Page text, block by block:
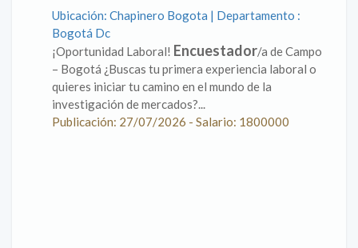
Ubicación: Chapinero Bogota | Departamento :
Bogotá Dc
¡Oportunidad Laboral! Encuestador/a de Campo
– Bogotá ¿Buscas tu primera experiencia laboral o
quieres iniciar tu camino en el mundo de la
investigación de mercados?...
Publicación: 27/07/2026 - Salario: 1800000